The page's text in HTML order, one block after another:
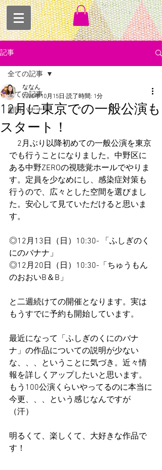
記事
全ての記事
劇団バナナ
全ての記事
12月に東京での一般公演も
スタート！
ななん
2020年10月15日 読了時間: 1分
2月ぶり以降初めての一般公演を東京
でも行うことになりました。中野区に
ある中野ZEROの視聴覚ホールでやりま
す。定員を少なめにし、感染症対策も
行うので、広々とした空間を選びまし
た。安心して見ていただけると思いま
す。
◎12月13日（日）10:30- 「ふしぎのく
にのバナナ」
◎12月20日（日）10:30-「ちゅうもん
のおおいB＆B」
と二週続けての開催となります。実は
もうすでに予約も開始しています。
最近になって「ふしぎのくにのバナ
ナ」の作品についての説明が少ない
な、、、ということに気づき。近々情
報を詳しくアップしたいと思います。
もう100公演くらいやってるのに本当に
今更、、、という感じなんですが
（汗）
明るくて、楽しくて、大好きな作品で
す！